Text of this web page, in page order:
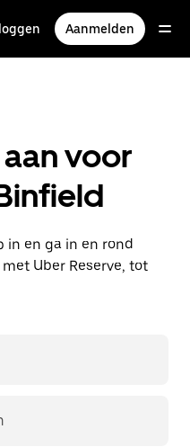
Aanmelden
voor
in en ga in en rond
Uber Reserve, tot